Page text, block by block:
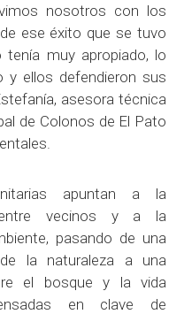
nosotros con los
ese éxito que se tuvo
muy apropiado, lo
y ellos defendieron sus
asesora técnica
de Colonos de El Pato
apuntan a la
entre vecinos y a la
pasando de una
la naturaleza a una
el bosque y la vida
en clave de